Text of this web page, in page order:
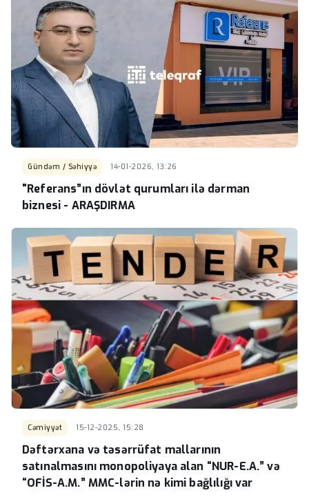
Gündəm / Səhiyyə 14-01-2026, 13:26
"Referans”ın dövlət qurumları ilə dərman
biznesi - ARAŞDIRMA
Cəmiyyət 15-12-2025, 15:28
Dəftərxana və təsərrüfat mallarının
satınalmasını monopoliyaya alan “NUR-E.A.” və
“OFİS-A.M.” MMC-lərin nə kimi bağlılığı var